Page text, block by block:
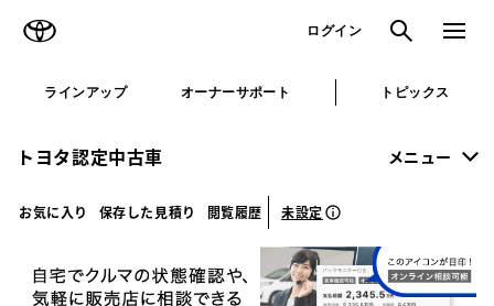
ログイン 検索 メニュ
ラインアップ オーナーサポート トピックス
トヨタ認定中古車 メニュー
お気に入り 保存した見積り 閲覧履歴 未設定